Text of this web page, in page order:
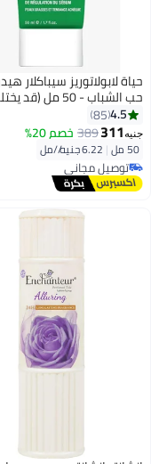
حياة لابولاتوريز سيباكلار
حب الشباب - 50 مل (قد
شكل العبوة)
4.5
85
جنيه311
389 خصم 20%
50 مل |
توصيل مجاني
توصيل مجاني